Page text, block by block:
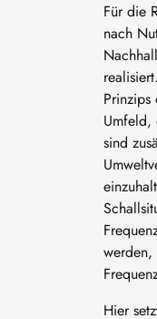
Für die
nach
Prinzips
Umfeld,
sind
werden,
Hier